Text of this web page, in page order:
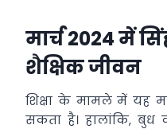
मार्च 2024 में
शैक्षिक जीवन
शिक्षा के मामले में यह
सकता है। हालांकि, बुध